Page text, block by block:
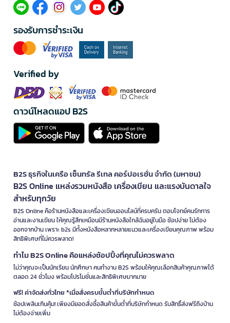
รองรับการชำระเงิน
Verified by
ดาวน์โหลดแอป B2S
B2S ธุรกิจในเครือ เซ็นทรัล รีเทล คอร์ปอเรชั่น จำกัด (มหาชน)
B2S Online แหล่งรวมหนังสือ เครื่องเขียน และแรงบันดาลใจ
สำหรับทุกวัย
B2S Online คือร้านหนังสือและเครื่องเขียนออนไลน์ที่ครบครัน ตอบโจทย์คนรักการ
อ่านและงานเขียน ให้คุณรู้สึกเหมือนมีร้านหนังสือใกล้ฉันอยู่ในมือ ช้อปง่าย ไม่ต้อง
ออกจากบ้าน เพราะ b2s มีทั้งหนังสือหลากหลายแนวและเครื่องเขียนคุณภาพ พร้อม
สิทธิพิเศษที่ไม่ควรพลาด!
ทำไม B2S Online คือแหล่งช้อปปิ้งที่คุณไม่ควรพลาด
ไม่ว่าคุณจะเป็นนักเรียน นักศึกษา คนทำงาน B2S พร้อมให้คุณเลือกสินค้าคุณภาพได้
ตลอด 24 ชั่วโมง พร้อมโปรโมชั่นและสิทธิพิเศษมากมาย
ฟรี! ค่าจัดส่งทั่วไทย *เมื่อสั่งครบขั้นต่ำที่บริษัทกำหนด
ช้อปเพลินเกินคุ้ม! เพียงมียอดสั่งซื้อสินค้าขั้นต่ำที่บริษัทกำหนด รับสิทธิ์ส่งฟรีถึงบ้าน
ไม่ต้องจ่ายเพิ่ม